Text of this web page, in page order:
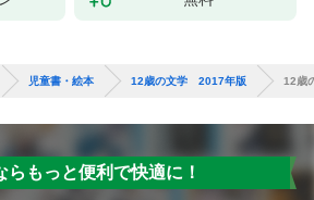
児童書・絵本 12歳の文学 2017年版 12歳
らもっと便利で快適に！